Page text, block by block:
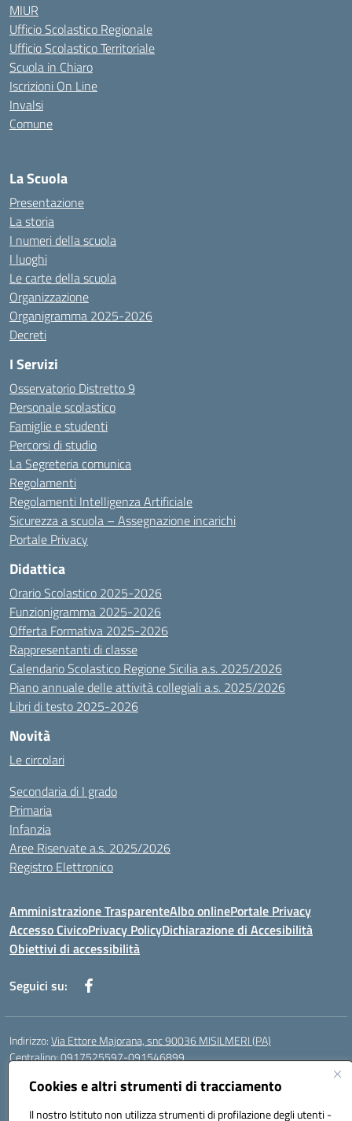
Cookies e altri strumenti di tracciamento
Il nostro Istituto non utilizza strumenti di profilazione degli utenti -
MIUR
Ufficio Scolastico Regionale
Ufficio Scolastico Territoriale
Scuola in Chiaro
Iscrizioni On Line
Invalsi
Comune
La Scuola
Presentazione
La storia
I numeri della scuola
I luoghi
Le carte della scuola
Organizzazione
Organigramma 2025-2026
Decreti
I Servizi
Osservatorio Distretto 9
Personale scolastico
Famiglie e studenti
Percorsi di studio
La Segreteria comunica
Regolamenti
Regolamenti Intelligenza Artificiale
Sicurezza a scuola – Assegnazione incarichi
Portale Privacy
Didattica
Orario Scolastico 2025-2026
Funzionigramma 2025-2026
Offerta Formativa 2025-2026
Rappresentanti di classe
Calendario Scolastico Regione Sicilia a.s. 2025/2026
Piano annuale delle attività collegiali a.s. 2025/2026
Libri di testo 2025-2026
Novità
Le circolari
Secondaria di I grado
Primaria
Infanzia
Aree Riservate a.s. 2025/2026
Registro Elettronico
Amministrazione TrasparenteAlbo onlinePortale Privacy
Accesso CivicoPrivacy PolicyDichiarazione di Accesibilità
Obiettivi di accessibilità
Seguici su:
Indirizzo:Via Ettore Majorana, snc 90036 MISILMERI (PA)
Centralino:0917525597-091546899
Posta elettronica certificata (PEC):PAIC8BW002@pec.istruzione.it